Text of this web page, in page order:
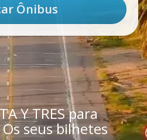
Y TRES para
seus bilhetes